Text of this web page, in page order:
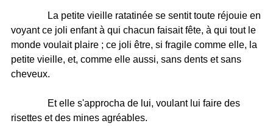
La petite vieille ratatinée se sentit toute réjouie en
voyant ce joli enfant à qui chacun faisait fête, à qui tout le
monde voulait plaire ; ce joli être, si fragile comme elle, la
petite vieille, et, comme elle aussi, sans dents et sans
cheveux.
Et elle s'approcha de lui, voulant lui faire des
risettes et des mines agréables.